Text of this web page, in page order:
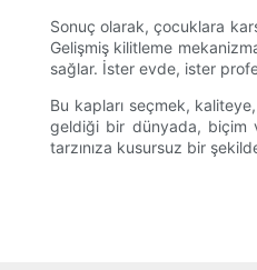
Sonuç olarak, çocuklara
Gelişmiş kilitleme
sağlar. İster evde, ister
Bu kapları seçmek,
geldiği bir dünyada, biçim
tarzınıza kusursuz bir